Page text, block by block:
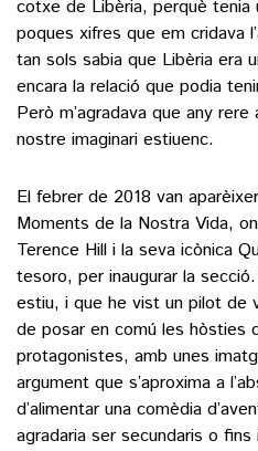
cotxe de Libèria, perquè tenia
poques xifres que em cridava
tan sols sabia que Libèria era
encara la relació que podia
Però m’agradava que any
nostre imaginari estiuenc.
El febrer de 2018 van
Moments de la Nostra Vida,
Terence Hill i la seva icònica
tesoro, per inaugurar la
estiu, i que he vist un pilot de
de posar en comú les hòsties
protagonistes, amb unes
argument que s’aproxima a
d’alimentar una comèdia
agradaria ser secundaris o